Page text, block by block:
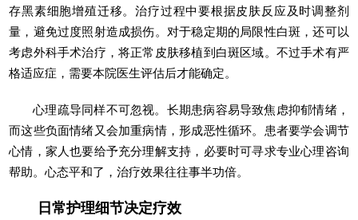
存黑素细胞增殖迁移。治疗过程中要根据皮肤反应及时调整剂
量，避免过度照射造成损伤。对于稳定期的局限性白斑，还可以
考虑外科手术治疗，将正常皮肤移植到白斑区域。不过手术有严
格适应症，需要本院医生评估后才能确定。
心理疏导同样不可忽视。长期患病容易导致焦虑抑郁情绪，
而这些负面情绪又会加重病情，形成恶性循环。患者要学会调节
心情，家人也要给予充分理解支持，必要时可寻求专业心理咨询
帮助。心态平和了，治疗效果往往事半功倍。
日常护理细节决定疗效